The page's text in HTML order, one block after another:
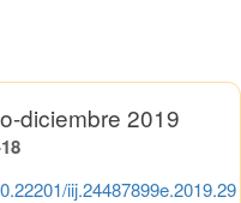
diciembre 2019
iij.24487899e.2019.29